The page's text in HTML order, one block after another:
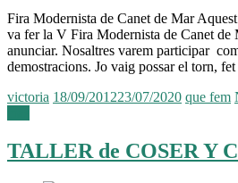
Fira Modernista de Canet de Mar Aquest
va fer la V Fira Modernista de Canet de
anunciar. Nosaltres varem participar
demostracions. Jo vaig possar el torn, fet
victoria 18/09/201223/07/2020 que fem
TALLER de COSER Y